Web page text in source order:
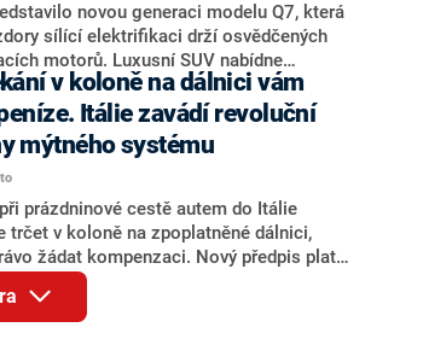
novou generaci modelu Q7, která
sílící elektrifikaci drží osvědčených
motorů. Luxusní SUV nabídne
technologie, až sedm míst k sezení a
šestiválcové diesely. Zájemci si však za
připlatí – základní cena na českém trhu
dva miliony korun.
v koloně na dálnici vám
Itálie zavádí revoluční
mýtného systému
prázdninové cestě autem do Itálie
trčet v koloně na zpoplatněné dálnici,
žádat kompenzaci. Nový předpis platí
a velmi striktně určuje situace,
máte na refundaci uhrazeného dálničního
skutečně nárok. Jak tato novinka funguje